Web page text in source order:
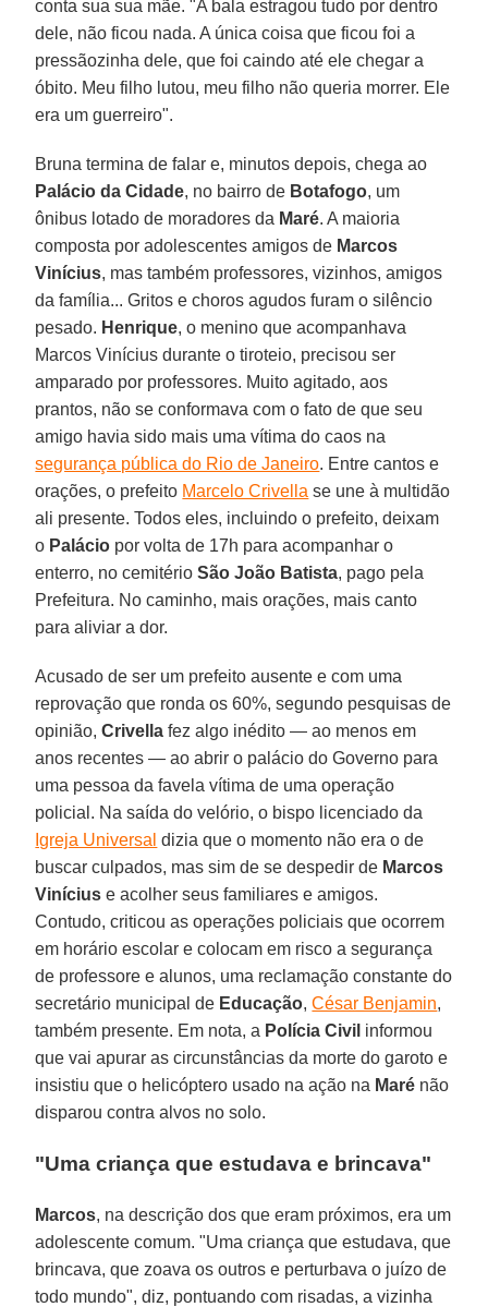
conta sua sua mãe. "A bala estragou tudo por dentro
dele, não ficou nada. A única coisa que ficou foi a
pressãozinha dele, que foi caindo até ele chegar a
óbito. Meu filho lutou, meu filho não queria morrer. Ele
era um guerreiro".
Bruna termina de falar e, minutos depois, chega ao
Palácio da Cidade, no bairro de Botafogo, um
ônibus lotado de moradores da Maré. A maioria
composta por adolescentes amigos de Marcos
Vinícius, mas também professores, vizinhos, amigos
da família... Gritos e choros agudos furam o silêncio
pesado. Henrique, o menino que acompanhava
Marcos Vinícius durante o tiroteio, precisou ser
amparado por professores. Muito agitado, aos
prantos, não se conformava com o fato de que seu
amigo havia sido mais uma vítima do caos na
segurança pública do Rio de Janeiro. Entre cantos e
orações, o prefeito Marcelo Crivella se une à multidão
ali presente. Todos eles, incluindo o prefeito, deixam
o Palácio por volta de 17h para acompanhar o
enterro, no cemitérioSão João Batista, pago pela
Prefeitura. No caminho, mais orações, mais canto
para aliviar a dor.
Acusado de ser um prefeito ausente e com uma
reprovação que ronda os 60%, segundo pesquisas de
opinião,Crivella fez algo inédito — ao menos em
anos recentes — ao abrir o palácio do Governo para
uma pessoa da favela vítima de uma operação
policial. Na saída do velório, o bispo licenciado da
Igreja Universal dizia que o momento não era o de
buscar culpados, mas sim de se despedir de Marcos
Vinícius e acolher seus familiares e amigos.
Contudo, criticou as operações policiais que ocorrem
em horário escolar e colocam em risco a segurança
de professore e alunos, uma reclamação constante do
secretário municipal de Educação,César Benjamin,
também presente. Em nota, a Polícia Civil informou
que vai apurar as circunstâncias da morte do garoto e
insistiu que o helicóptero usado na ação na Maré não
disparou contra alvos no solo.
"Uma criança que estudava e brincava"
Marcos, na descrição dos que eram próximos, era um
adolescente comum. "Uma criança que estudava, que
brincava, que zoava os outros e perturbava o juízo de
todo mundo", diz, pontuando com risadas, a vizinha